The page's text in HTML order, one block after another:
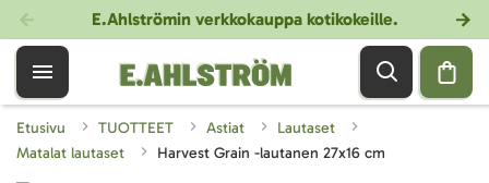
E.Ahlströmin verkkokauppa kotikokeille.
Etusivu TUOTTEET Astiat
Lautaset
Matalat lautaset
Harvest Grain -lautanen 27x16 cm